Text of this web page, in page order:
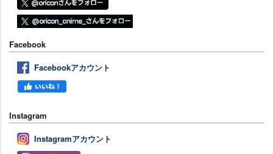
Facebook
Facebookアカウント
Instagram
Instagramアカウント